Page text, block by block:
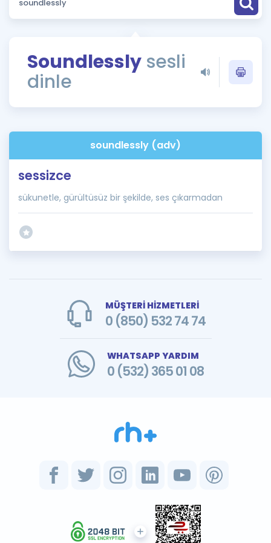
Puan Hesaplama
ÖSYM Sınav Takvimi
Kampanyalar
İngilizce Gramer
Soundlessly sesli
dinle
soundlessly (adv)
sessizce
sükunetle, gürültüsüz bir şekilde, ses çıkarmadan
MÜŞTERİ HİZMETLERİ
0 (850) 532 74 74
WHATSAPP YARDIM
0 (532) 365 01 08